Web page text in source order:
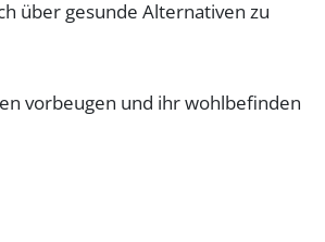
über gesunde Alternativen zu